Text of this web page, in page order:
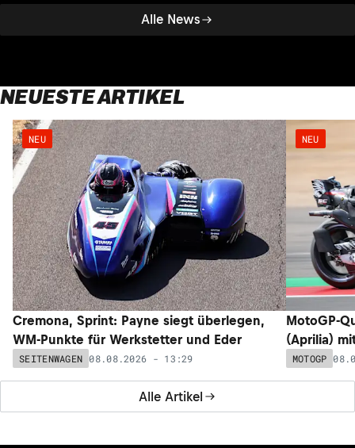
Alle News
NEUESTE ARTIKEL
Alle Artikel
NEU
Cremona, Sprint: Payne siegt überlegen,
WM-Punkte für Werkstetter und Eder
SEITENWAGEN 08.08.2026 - 13:29
NEU
MotoGP-
(Aprilia)
MOTOGP